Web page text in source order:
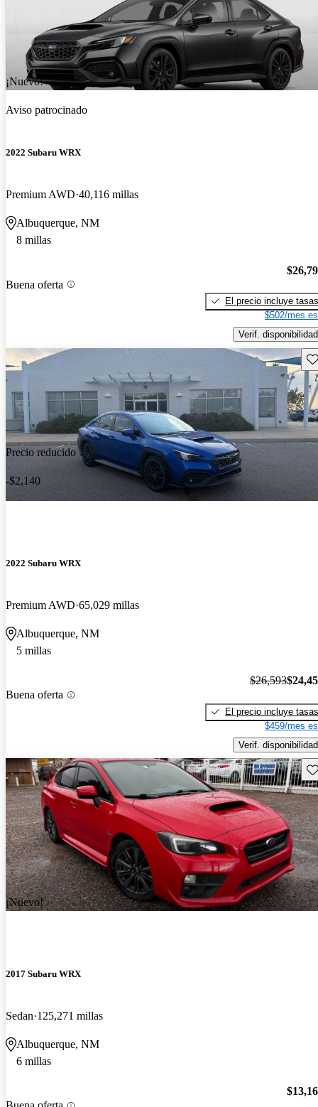
¡Nuevo!
Aviso patrocinado
2022 Subaru WRX
Premium AWD 40,116 millas
Albuquerque, NM
8 millas
Buena oferta
El precio incluye tasas
$502/mes
Verif. disponibilidad
Precio reducido
-$2,140
2022 Subaru WRX
Premium AWD 65,029 millas
Albuquerque, NM
5 millas
Buena oferta
$26,593
El precio incluye tasas
$459/mes
Verif. disponibilidad
¡Nuevo!
2017 Subaru WRX
Sedan 125,271 millas
Albuquerque, NM
6 millas